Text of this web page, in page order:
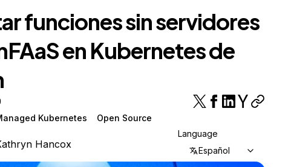
funciones sin servidores
en Kubernetes de
Kubernetes Open Source
Hancox
Language
Español